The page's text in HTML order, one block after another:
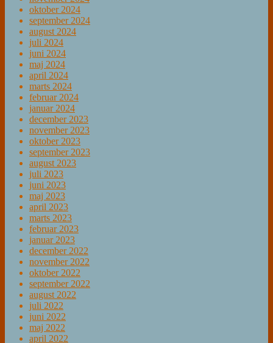
oktober 2024
september 2024
august 2024
juli 2024
juni 2024
maj 2024
april 2024
marts 2024
februar 2024
januar 2024
december 2023
november 2023
oktober 2023
september 2023
august 2023
juli 2023
juni 2023
maj 2023
april 2023
marts 2023
februar 2023
januar 2023
december 2022
november 2022
oktober 2022
september 2022
august 2022
juli 2022
juni 2022
maj 2022
april 2022